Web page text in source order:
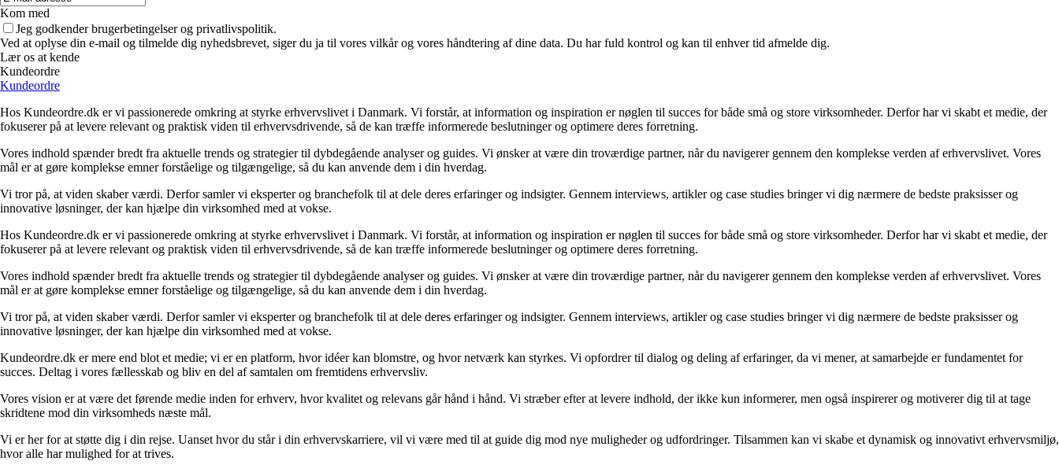
Kom med
Jeg godkender brugerbetingelser og privatlivspolitik.
Ved at oplyse din e-mail og tilmelde dig nyhedsbrevet, siger du ja til vores vilkår og vores håndtering af dine data. Du har fuld kontrol og kan til enhver tid afmelde dig.
Lær os at kende
Kundeordre
Kundeordre
Hos Kundeordre.dk er vi passionerede omkring at styrke erhvervslivet i Danmark. Vi forstår, at information og inspiration er nøglen til succes for både små og store virksomheder. Derfor har vi skabt et medie, der
fokuserer på at levere relevant og praktisk viden til erhvervsdrivende, så de kan træffe informerede beslutninger og optimere deres forretning.
Vores indhold spænder bredt fra aktuelle trends og strategier til dybdegående analyser og guides. Vi ønsker at være din troværdige partner, når du navigerer gennem den komplekse verden af erhvervslivet. Vores
mål er at gøre komplekse emner forståelige og tilgængelige, så du kan anvende dem i din hverdag.
Vi tror på, at viden skaber værdi. Derfor samler vi eksperter og branchefolk til at dele deres erfaringer og indsigter. Gennem interviews, artikler og case studies bringer vi dig nærmere de bedste praksisser og
innovative løsninger, der kan hjælpe din virksomhed med at vokse.
Hos Kundeordre.dk er vi passionerede omkring at styrke erhvervslivet i Danmark. Vi forstår, at information og inspiration er nøglen til succes for både små og store virksomheder. Derfor har vi skabt et medie, der
fokuserer på at levere relevant og praktisk viden til erhvervsdrivende, så de kan træffe informerede beslutninger og optimere deres forretning.
Vores indhold spænder bredt fra aktuelle trends og strategier til dybdegående analyser og guides. Vi ønsker at være din troværdige partner, når du navigerer gennem den komplekse verden af erhvervslivet. Vores
mål er at gøre komplekse emner forståelige og tilgængelige, så du kan anvende dem i din hverdag.
Vi tror på, at viden skaber værdi. Derfor samler vi eksperter og branchefolk til at dele deres erfaringer og indsigter. Gennem interviews, artikler og case studies bringer vi dig nærmere de bedste praksisser og
innovative løsninger, der kan hjælpe din virksomhed med at vokse.
Kundeordre.dk er mere end blot et medie; vi er en platform, hvor idéer kan blomstre, og hvor netværk kan styrkes. Vi opfordrer til dialog og deling af erfaringer, da vi mener, at samarbejde er fundamentet for
succes. Deltag i vores fællesskab og bliv en del af samtalen om fremtidens erhvervsliv.
Vores vision er at være det førende medie inden for erhverv, hvor kvalitet og relevans går hånd i hånd. Vi stræber efter at levere indhold, der ikke kun informerer, men også inspirerer og motiverer dig til at tage
skridtene mod din virksomheds næste mål.
Vi er her for at støtte dig i din rejse. Uanset hvor du står i din erhvervskarriere, vil vi være med til at guide dig mod nye muligheder og udfordringer. Tilsammen kan vi skabe et dynamisk og innovativt erhvervsmiljø,
hvor alle har mulighed for at trives.